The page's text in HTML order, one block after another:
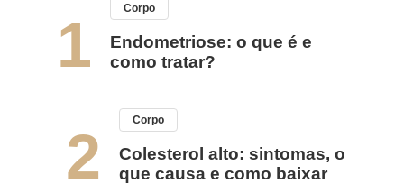
1
Corpo
Endometriose: o que é e
como tratar?
2
Corpo
Colesterol alto: sintomas, o
que causa e como baixar